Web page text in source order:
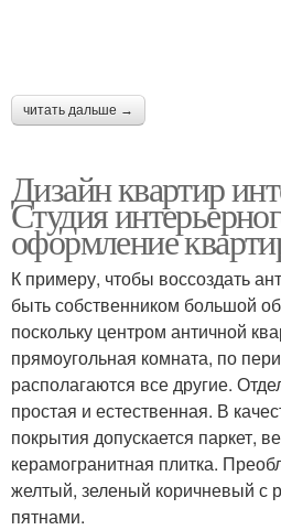
читать дальше →
Дизайн квартир
Студия
оформление
К примеру, чтобы воссоздать
быть собственником большой
поскольку центром античной
прямоугольная комната, по
располагаются все другие.
простая и естественная. В
покрытия допускается паркет,
керамогранитная плитка.
желтый, зеленый коричневый с
пятнами.